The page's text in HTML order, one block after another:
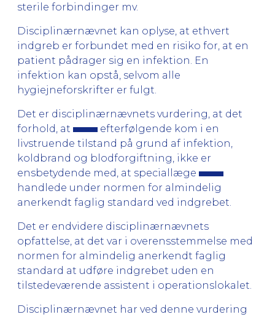
sterile forbindinger mv.
Disciplinærnævnet kan oplyse, at ethvert
indgreb er forbundet med en risiko for, at en
patient pådrager sig en infektion. En
infektion kan opstå, selvom alle
hygiejneforskrifter er fulgt.
Det er disciplinærnævnets vurdering, at det
forhold, at
efterfølgende kom i en
livstruende tilstand på grund af infektion,
koldbrand og blodforgiftning, ikke er
ensbetydende med, at speciallæge
handlede under normen for almindelig
anerkendt faglig standard ved indgrebet.
Det er endvidere disciplinærnævnets
opfattelse, at det var i overensstemmelse med
normen for almindelig anerkendt faglig
standard at udføre indgrebet uden en
tilstedeværende assistent i operationslokalet.
Disciplinærnævnet har ved denne vurdering